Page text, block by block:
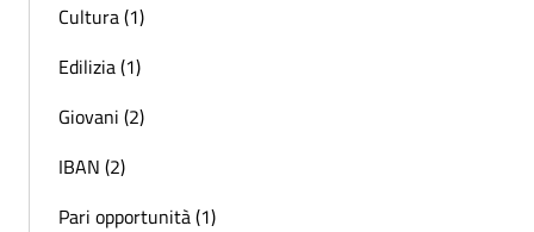
Cultura (1)
Edilizia (1)
Giovani (2)
IBAN (2)
Pari opportunità (1)